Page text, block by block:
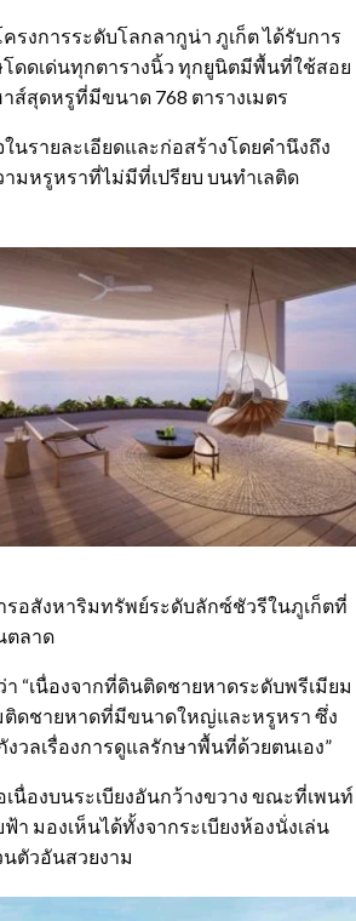
งการระดับโลกลากูน่า ภูเก็ต ได้รับการ
ดดเด่นทุกตารางนิ้ว ทุกยูนิตมีพื้นที่ใช้สอย
ส์สุดหรูที่มีขนาด 768 ตารางเมตร
นรายละเอียดและก่อสร้างโดยคำนึงถึง
มหรูหราที่ไม่มีที่เปรียบ บนทำเลติด
อสังหาริมทรัพย์ระดับลักซ์ชัวรีในภูเก็ตที่
ตลาด
“เนื่องจากที่ดินติดชายหาดระดับพรีเมียม
ติดชายหาดที่มีขนาดใหญ่และหรูหรา ซึ่ง
วลเรื่องการดูแลรักษาพื้นที่ด้วยตนเอง”
นื่องบนระเบียงอันกว้างขวาง ขณะที่เพนท์
มองเห็นได้ทั้งจากระเบียงห้องนั่งเล่น
ตัวอันสวยงาม